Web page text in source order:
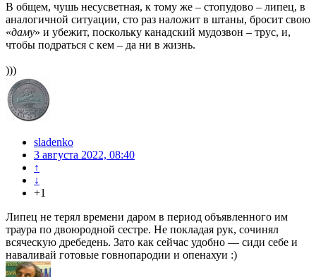
В общем, чушь несусветная, к тому же – стопудово – липец, в
аналогичной ситуации, сто раз наложит в штаны, бросит свою
«даму» и убежит, поскольку канадский мудозвон – трус, и,
чтобы подраться с кем – да ни в жизнь.
)))
sladenko
3 августа 2022, 08:40
↑
↓
+1
Липец не терял времени даром в период объявленного им
траура по двоюродной сестре. Не покладая рук, сочинял
всяческую дребедень. Зато как сейчас удобно — сиди себе и
наваливай готовые говнопародии и опенахуи :)